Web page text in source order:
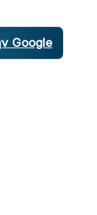
Google